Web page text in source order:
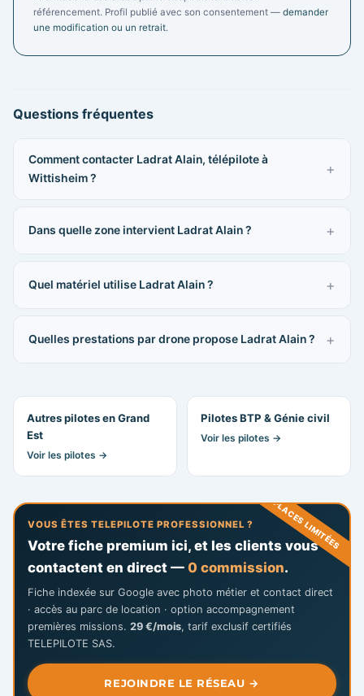
référencement. Profil publié avec son consentement — demander
une modification ou un retrait.
Questions fréquentes
Comment contacter Ladrat Alain, télépilote à
Wittisheim ?
Dans quelle zone intervient Ladrat Alain ?
Quel matériel utilise Ladrat Alain ?
Quelles prestations par drone propose Ladrat Alain ?
Autres pilotes en Grand
Est
Voir les pilotes →
Pilotes BTP & Génie civil
Voir les pilotes →
PLACES LIMITÉES
VOUS ÊTES TELEPILOTE PROFESSIONNEL ?
Votre fiche premium ici, et les clients vous
contactent en direct — 0 commission.
Fiche indexée sur Google avec photo métier et contact direct
· accès au parc de location · option accompagnement
premières missions. 29 €/mois, tarif exclusif certifiés
TELEPILOTE SAS.
REJOINDRE LE RÉSEAU →